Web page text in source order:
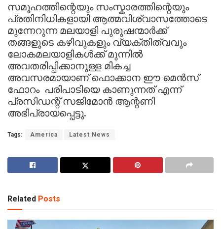
സമൂഹത്തിന്റെയും സംസ്കാരത്തിന്റെയും
പ്രതിനിധികളായി ആത്മവിശ്വാസത്തോടെ
മുന്നേറുന്ന മലയാളി പുരുഷന്മാർക്ക്
തങ്ങളുടെ കഴിവുകളും വ്യക്തിത്വവും
ലോകമലയാളികൾക്ക് മുന്നിൽ
അവതരിപ്പിക്കാനുള്ള മികച്ച
അവസരമായാണ് ഫൊക്കാന ഈ മെൻസ്
ഫോറം പരിപാടിയെ കാണുന്നത് എന്ന്
പ്രസിഡന്റ് സജിമോൻ ആന്റണി
അഭിപ്രായപ്പെട്ടു.
Tags: America Latest News
Related Posts